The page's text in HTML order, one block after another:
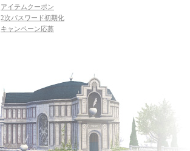
アイテムクーポン
2次パスワード初期化
キャンペーン応募